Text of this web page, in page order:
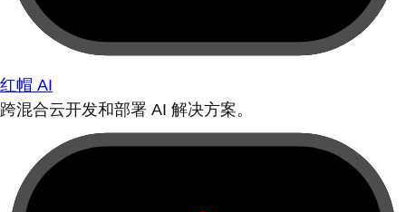
红帽 AI
跨混合云开发和部署 AI 解决方案。